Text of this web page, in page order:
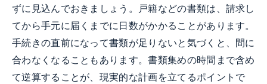
ずに見込んでおきましょう。戸籍などの書類は、請求し
てから手元に届くまでに日数がかかることがあります。
手続きの直前になって書類が足りないと気づくと、間に
合わなくなることもあります。書類集めの時間まで含め
て逆算することが、現実的な計画を立てるポイントで